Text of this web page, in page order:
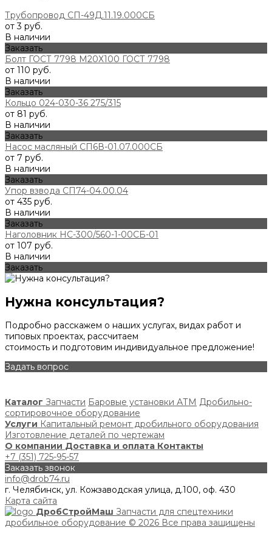
Трубопровод СП-49Д.11.19.000СБ
от 3 руб.
В наличии
Заказать
Болт ГОСТ 7798 М20Х100 ГОСТ 7798
от 110 руб.
В наличии
Заказать
Кольцо 024-030-36 275/315
от 81 руб.
В наличии
Заказать
Насос масляный СП6В-01.07.000СБ
от 7 руб.
В наличии
Заказать
Упор взвода СП74-04.00.04
от 435 руб.
В наличии
Заказать
Наголовник НС-300/560-1-00СБ-01
от 107 руб.
В наличии
Заказать
Нужна консультация?
Подробно расскажем о наших услугах, видах работ и
типовых проектах, рассчитаем
стоимость и подготовим индивидуальное предложение!
Задать вопрос
Каталог Запчасти Баровые установки АТМ Дробильно-
сортировочное оборудование
Услуги Капитальный ремонт дробильного оборудования
Изготовление деталей по чертежам
О компании Доставка и оплата Контакты
+7 (351) 725-95-57
Заказать звонок
info@drob74.ru
г. Челябинск, ул. Кожзаводская улица, д.100, оф. 430
Карта сайта
ДробСтройМаш Запчасти для спецтехники
дробильное оборудование © 2026 Все права защищены